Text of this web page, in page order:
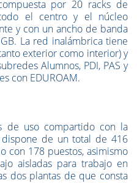
por 20 racks de
el centro y el núcleo
y con un ancho de banda
La red inalámbrica tiene
exterior como interior) y
Alumnos, PDI, PAS y
con EDUROAM.
de uso compartido con la
dispone de un total de 416
con 178 puestos, asimismo
aisladas para trabajo en
dos plantas de que consta